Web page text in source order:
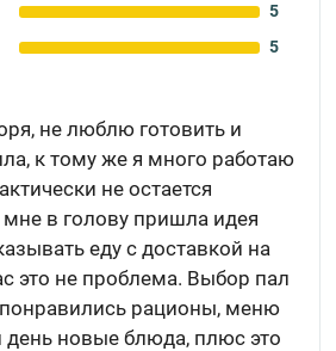
5
5
не люблю готовить и
к тому же я много работаю
не остается
в голову пришла идея
еду с доставкой на
это не проблема. Выбор пал
понравились рационы, меню
день новые блюда, плюс это